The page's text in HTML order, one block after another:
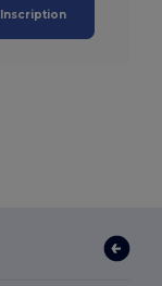
Inscription